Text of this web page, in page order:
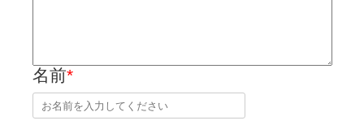
名前*